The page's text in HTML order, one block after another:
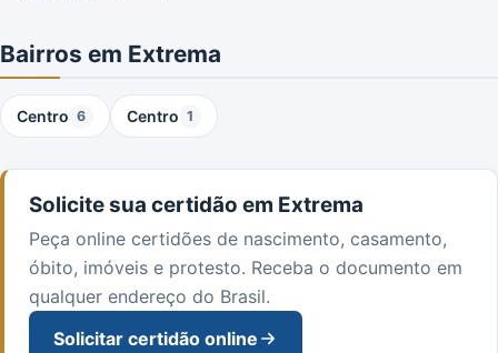
Bairros em Extrema
Centro 6 Centro 1
Solicite sua certidão em Extrema
Peça online certidões de nascimento, casamento,
óbito, imóveis e protesto. Receba o documento em
qualquer endereço do Brasil.
Solicitar certidão online